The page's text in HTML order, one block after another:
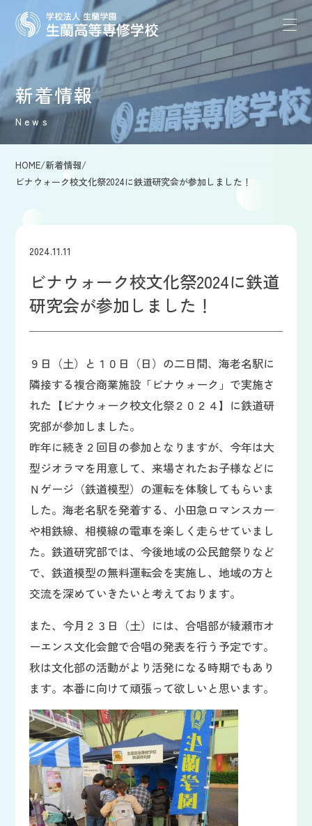
新着情報
News
HOME/新着情報/
ビナウォーク校文化祭2024に鉄道研究会が参加しました！
2024.11.11
ビナウォーク校文化祭2024に鉄道
研究会が参加しました！
９日（土）と１０日（日）の二日間、海老名駅に
隣接する複合商業施設「ビナウォーク」で実施さ
れた【ビナウォーク校文化祭２０２４】に鉄道研
究部が参加しました。
昨年に続き２回目の参加となりますが、今年は大
型ジオラマを用意して、来場されたお子様などに
Ｎゲージ（鉄道模型）の運転を体験してもらいま
した。海老名駅を発着する、小田急ロマンスカー
や相鉄線、相模線の電車を楽しく走らせていまし
た。鉄道研究部では、今後地域の公民館祭りなど
で、鉄道模型の無料運転会を実施し、地域の方と
交流を深めていきたいと考えております。
また、今月２３日（土）には、合唱部が綾瀬市オ
ーエンス文化会館で合唱の発表を行う予定です。
秋は文化部の活動がより活発になる時期でもあり
ます。本番に向けて頑張って欲しいと思います。